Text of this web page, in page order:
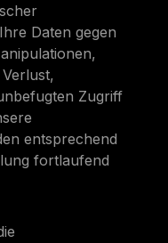
Daten gegen
Zugriff
entsprechend
fortlaufend